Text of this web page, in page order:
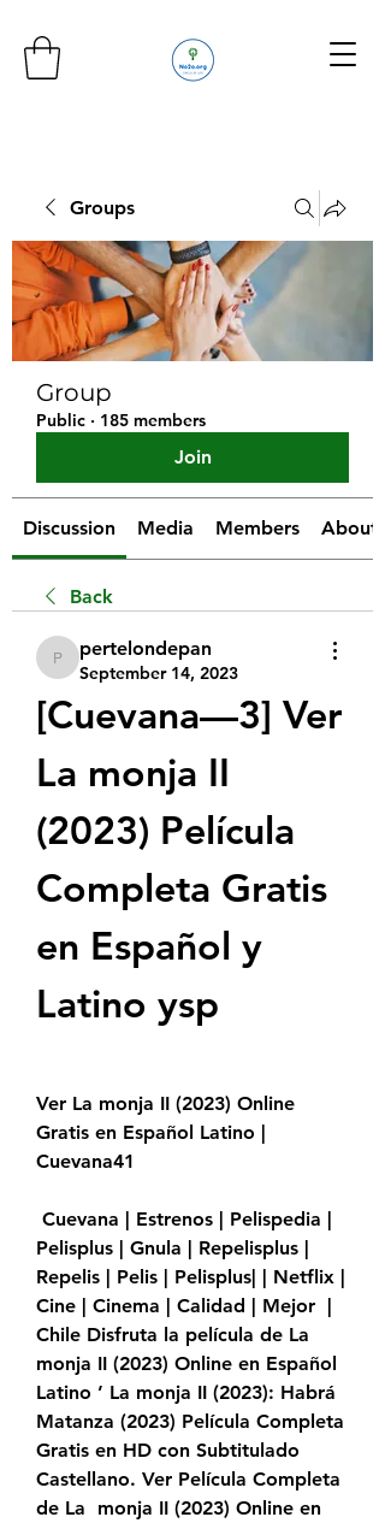
Groups
Group
Public · 185 members
Join
Discussion Media Members About
Back
pertelondepan
pertelondepan
September 14, 2023
[Cuevana—3] Ver
La monja II
(2023) Película
Completa Gratis
en Español y
Latino ysp
Ver La monja II (2023) Online
Gratis en Español Latino |
Cuevana41
Pelisplus | Gnula | Repelisplus |
Repelis | Pelis | Pelisplus| | Netflix |
Cine | Cinema | Calidad | Mejor  |
Chile Disfruta la película de La
monja II (2023) Online en Español
Latino ’ La monja II (2023): Habrá
Matanza (2023) Película Completa
Gratis en HD con Subtitulado
Castellano. Ver Película Completa
de La  monja II (2023) Online en